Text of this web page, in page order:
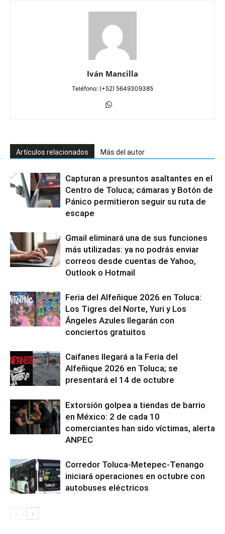
Iván Mancilla
Teléfono: (+52) 5649309385
Artículos relacionados Más del autor
Capturan a presuntos asaltantes en el
Centro de Toluca; cámaras y Botón de
Pánico permitieron seguir su ruta de
escape
Gmail eliminará una de sus funciones
más utilizadas: ya no podrás enviar
correos desde cuentas de Yahoo,
Outlook o Hotmail
Feria del Alfeñique 2026 en Toluca:
Los Tigres del Norte, Yuri y Los
Ángeles Azules llegarán con
conciertos gratuitos
Caifanes llegará a la Feria del
Alfeñique 2026 en Toluca; se
presentará el 14 de octubre
Extorsión golpea a tiendas de barrio
en México: 2 de cada 10
comerciantes han sido víctimas, alerta
ANPEC
Corredor Toluca-Metepec-Tenango
iniciará operaciones en octubre con
autobuses eléctricos